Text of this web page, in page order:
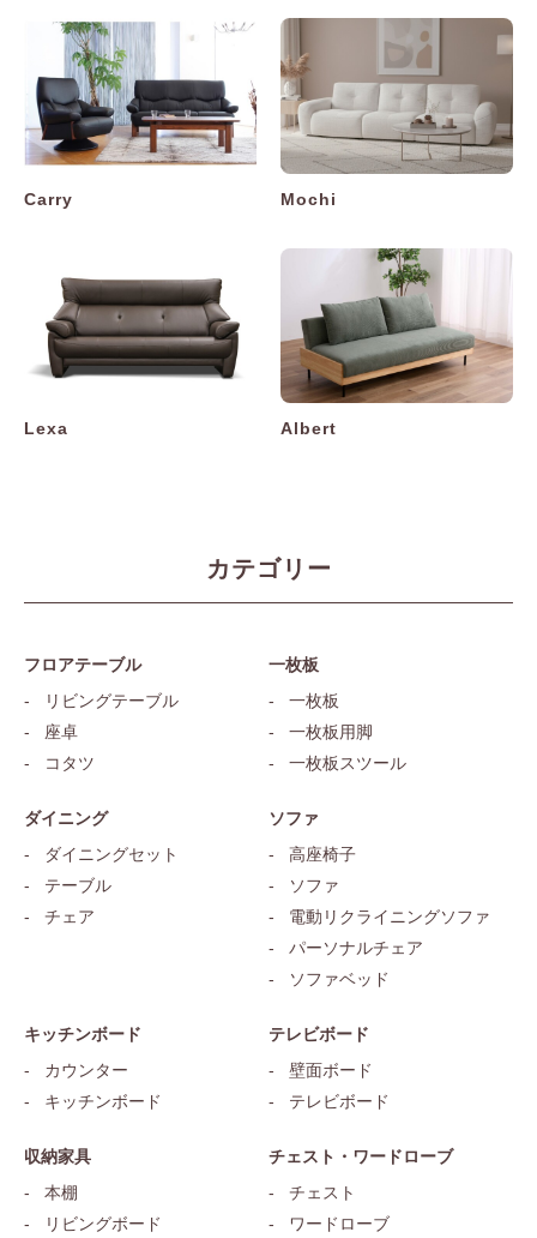
Carry Mochi
Lexa Albert
カテゴリー
フロアテーブル
リビングテーブル
座卓
コタツ
一枚板
一枚板
一枚板用脚
一枚板スツール
ダイニング
ダイニングセット
テーブル
チェア
ソファ
高座椅子
ソファ
電動リクライニングソファ
パーソナルチェア
ソファベッド
キッチンボード
カウンター
キッチンボード
テレビボード
壁面ボード
テレビボード
収納家具
本棚
リビングボード
チェスト・ワードローブ
チェスト
ワードローブ